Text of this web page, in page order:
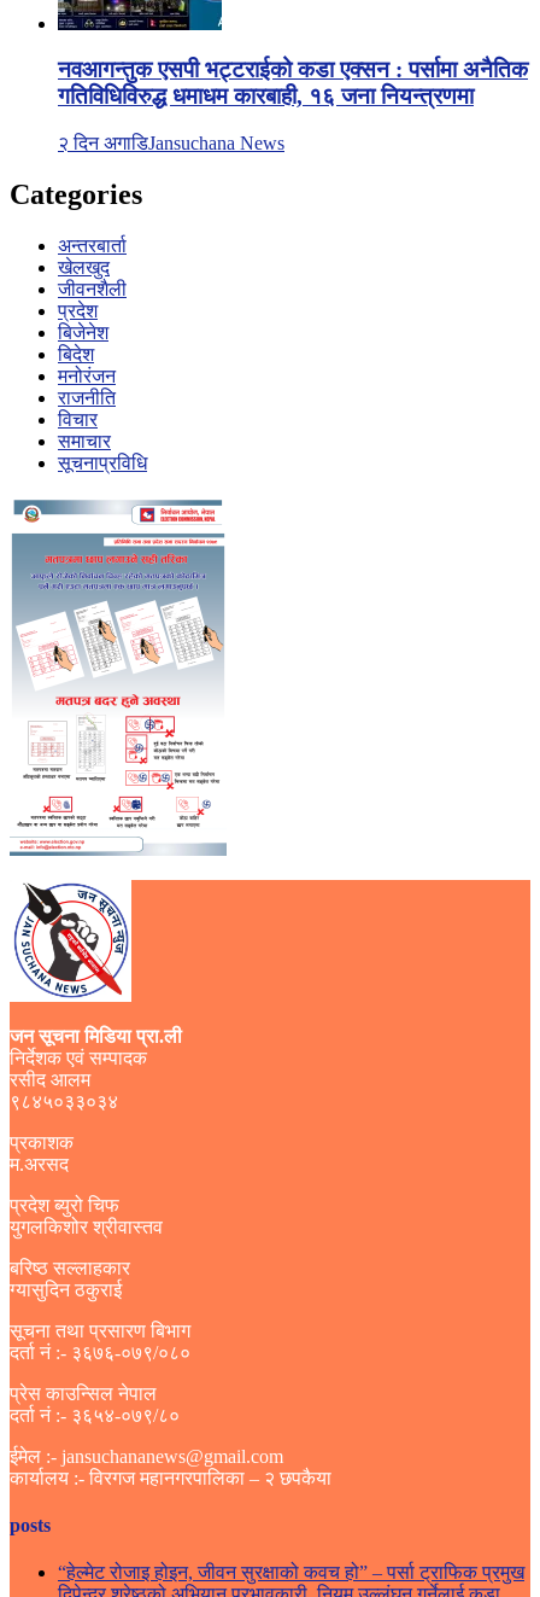
नवआगन्तुक एसपी भट्टराईको कडा एक्सन : पर्सामा अनैतिक
गतिविधिविरुद्ध धमाधम कारबाही, १६ जना नियन्त्रणमा
२ दिन अगाडिJansuchana News
Categories
अन्तरबार्ता
खेलखुद
जीवनशैली
प्रदेश
बिजेनेश
बिदेश
मनोरंजन
राजनीति
विचार
समाचार
सूचनाप्रविधि
जन सूचना मिडिया प्रा.ली
निर्देशक एवं सम्पादक
रसीद आलम
९८४५०३३०३४
प्रकाशक
म.अरसद
प्रदेश ब्युरो चिफ
युगलकिशोर श्रीवास्तव
बरिष्ठ सल्लाहकार
ग्यासुदिन ठकुराई
सूचना तथा प्रसारण बिभाग
दर्ता नं :- ३६७६-०७९/०८०
प्रेस काउन्सिल नेपाल
दर्ता नं :- ३६५४-०७९/८०
ईमेल :- jansuchananews@gmail.com
कार्यालय :- विरगज महानगरपालिका – २ छपकैया
posts
“हेल्मेट रोजाइ होइन, जीवन सुरक्षाको कवच हो” – पर्सा ट्राफिक प्रमुख